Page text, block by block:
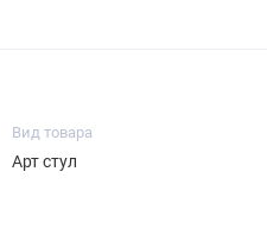
Вид товара
Арт стул